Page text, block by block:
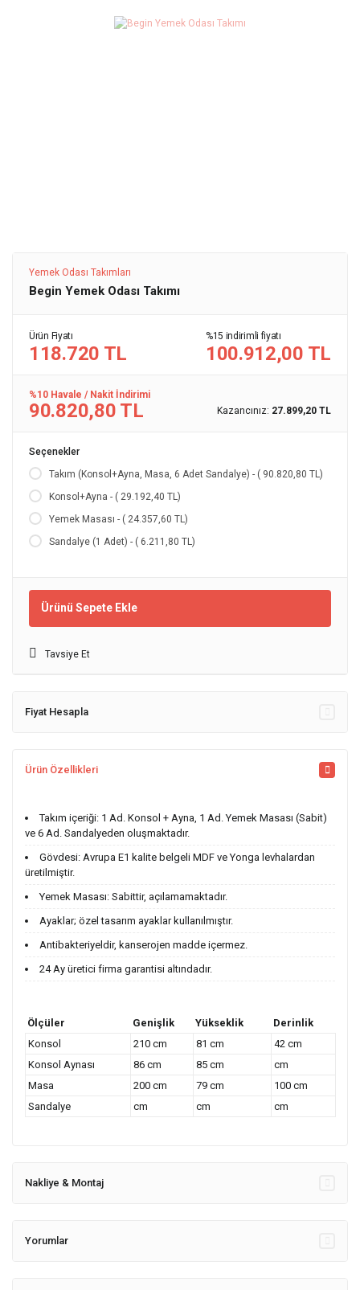
Yemek Odası Takımları
Begin Yemek Odası Takımı
Ürün Fiyatı
118.720 TL
%15 indirimli fiyatı
100.912,00 TL
%10 Havale / Nakit İndirimi
90.820,80 TL Kazancınız: 27.899,20 TL
Seçenekler
Takım (Konsol+Ayna, Masa, 6 Adet Sandalye) - ( 90.820,80 TL)
Konsol+Ayna - ( 29.192,40 TL)
Yemek Masası - ( 24.357,60 TL)
Sandalye (1 Adet) - ( 6.211,80 TL)
Ürünü Sepete Ekle
Tavsiye Et
Fiyat Hesapla
Ürün Özellikleri
Takım içeriği: 1 Ad. Konsol + Ayna, 1 Ad. Yemek Masası (Sabit)
ve 6 Ad. Sandalyeden oluşmaktadır.
Gövdesi: Avrupa E1 kalite belgeli MDF ve Yonga levhalardan
üretilmiştir.
Yemek Masası: Sabittir, açılamamaktadır.
Ayaklar; özel tasarım ayaklar kullanılmıştır.
Antibakteriyeldir, kanserojen madde içermez.
24 Ay üretici firma garantisi altındadır.
Ölçüler Genişlik Yükseklik
Derinlik
Konsol
210 cm 81 cm
42 cm
Konsol Aynası
86 cm 85 cm
cm
Masa
200 cm 79 cm
100 cm
Sandalye
cm cm cm
Nakliye & Montaj
Yorumlar